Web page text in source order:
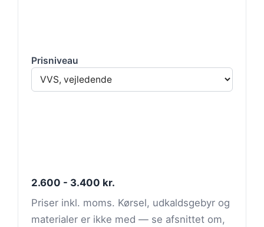
Prisniveau
2.600 - 3.400 kr.
Priser inkl. moms. Kørsel, udkaldsgebyr og
materialer er ikke med — se afsnittet om,